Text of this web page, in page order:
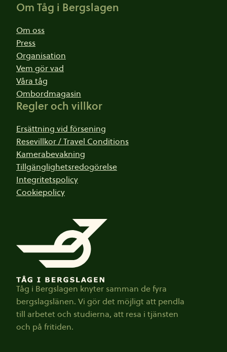
Om Tåg i Bergslagen
Om oss
Press
Organisation
Vem gör vad
Våra tåg
Ombordmagasin
Regler och villkor
Ersättning vid försening
Resevillkor / Travel Conditions
Kamerabevakning
Tillgänglighetsredogörelse
Integritetspolicy
Cookiepolicy
Tåg i Bergslagen knyter samman de fyra
bergslagslänen. Vi gör det möjligt att pendla
till arbetet och studierna, att resa i tjänsten
och på fritiden.